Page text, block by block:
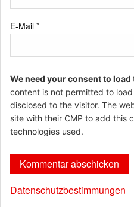
E-Mail *
We need your consent to load
content is not permitted to
disclosed to the visitor. The
site with their CMP to add this
technologies used.
Datenschutzbestimmungen